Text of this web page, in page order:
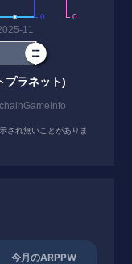
され無いことがありま
今月のARPPW